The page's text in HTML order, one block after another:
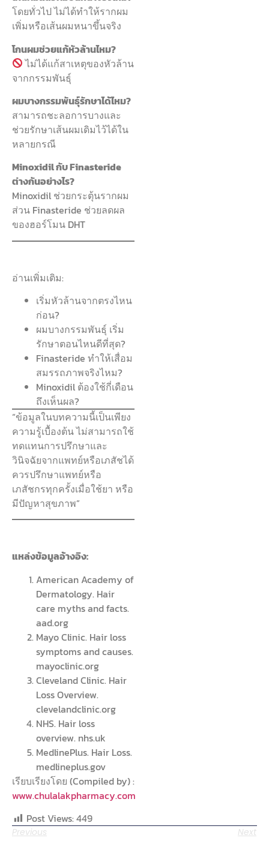
โดยทั่วไป ไม่ได้ทำให้รากผม
เพิ่มหรือเส้นผมหนาขึ้นจริง
โกนผมช่วยแก้หัวล้านไหม?
ไม่ได้แก้สาเหตุของหัวล้าน
จากกรรมพันธุ์
ผมบางกรรมพันธุ์รักษาได้ไหม?
สามารถชะลอการบางและ
ช่วยรักษาเส้นผมเดิมไว้ได้ใน
หลายกรณี
Minoxidil กับ Finasteride
ต่างกันอย่างไร?
Minoxidil ช่วยกระตุ้นรากผม
ส่วน Finasteride ช่วยลดผล
ของฮอร์โมน DHT
อ่านเพิ่มเติม:
เริ่มหัวล้านจากตรงไหน
ก่อน?
ผมบางกรรมพันธุ์ เริ่ม
รักษาตอนไหนดีที่สุด?
Finasteride ทำให้เสื่อม
สมรรถภาพจริงไหม?
Minoxidil ต้องใช้กี่เดือน
ถึงเห็นผล?
“ข้อมูลในบทความนี้เป็นเพียง
ความรู้เบื้องต้น ไม่สามารถใช้
ทดแทนการปรึกษาและ
วินิจฉัยจากแพทย์หรือเภสัชได้
ควรปรึกษาแพทย์หรือ
เภสัชกรทุกครั้งเมื่อใช้ยา หรือ
มีปัญหาสุขภาพ”
แหล่งข้อมูลอ้างอิง:
American Academy of
Dermatology. Hair
care myths and facts.
aad.org
Mayo Clinic. Hair loss
symptoms and causes.
mayoclinic.org
Cleveland Clinic. Hair
Loss Overview.
clevelandclinic.org
NHS. Hair loss
overview. nhs.uk
MedlinePlus. Hair Loss.
medlineplus.gov
เรียบเรียงโดย (Compiled by) :
www.chulalakpharmacy.com
Post Views: 449
Previous Next